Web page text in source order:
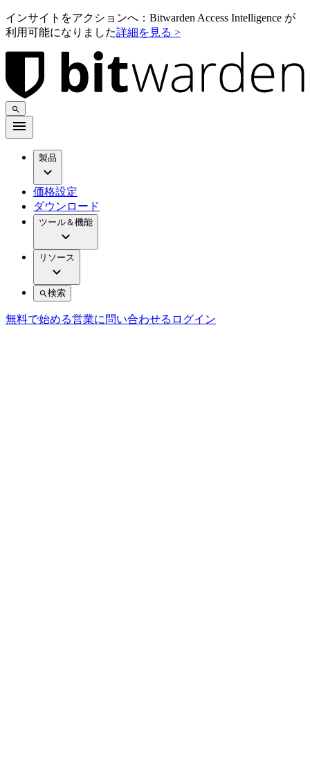
インサイトをアクションへ：Bitwarden Access Intelligence が
利用可能になりました詳細を見る >
製品
価格設定
ダウンロード
ツール＆機能
リソース
検索
無料で始める営業に問い合わせる ログイン